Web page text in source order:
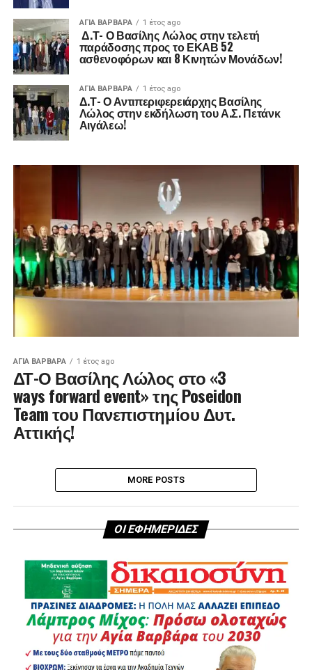
ΑΓΙΑ ΒΑΡΒΑΡΑ 1 έτος ago
Δ.Τ- Ο Βασίλης Λώλος στην τελετή
παράδοσης προς το ΕΚΑΒ 52
ασθενοφόρων και 8 Κινητών Μονάδων!
ΑΓΙΑ ΒΑΡΒΑΡΑ 1 έτος ago
Δ.Τ- Ο Αντιπεριφερειάρχης Βασίλης
Λώλος στην εκδήλωση του Α.Σ. Πετάνκ
Αιγάλεω!
ΑΓΙΑ ΒΑΡΒΑΡΑ 1 έτος ago
ΔΤ-Ο Βασίλης Λώλος στο «3
ways forward event» της Poseidon
Team του Πανεπιστημίου Δυτ.
Αττικής!
MORE POSTS
ΟΙ ΕΦΗΜΕΡΙΔΕΣ